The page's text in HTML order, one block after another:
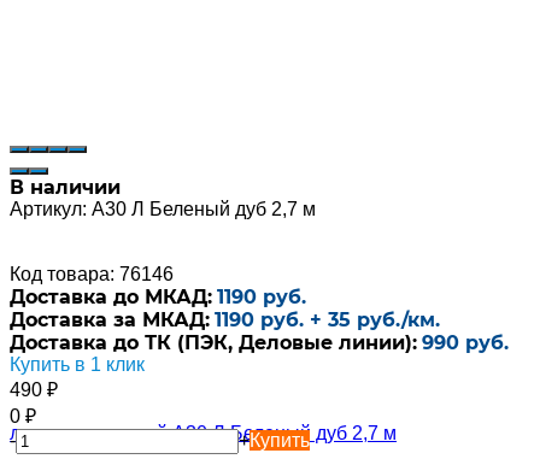
В наличии
Артикул: А30 Л Беленый дуб 2,7 м
Код товара: 76146
Доставка до МКАД: 1190 руб.
Доставка за МКАД: 1190 руб. + 35 руб./км.
Доставка до ТК (ПЭК, Деловые линии): 990 руб.
Купить в 1 клик
490 ₽
0 ₽
-
+Купить